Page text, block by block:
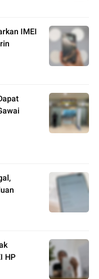
IMEI
HP